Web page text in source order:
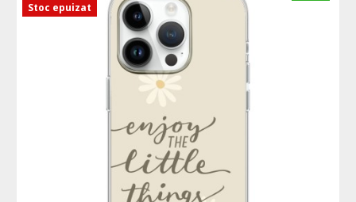
Stoc epuizat